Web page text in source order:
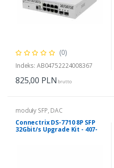
(0)
Indeks: AB04752224008367
825,00 PLN brutto
moduły SFP, DAC
Connectrix DS-7710 8P SFP
32Gbit/s Upgrade Kit - 407-